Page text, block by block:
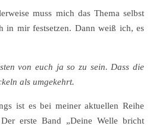
muss mich das Thema selbst
in mir festsetzen. Dann weiß ich, es
von euch ja so zu sein. Dass die
als umgekehrt.
ist es bei meiner aktuellen Reihe
erste Band „Deine Welle bricht